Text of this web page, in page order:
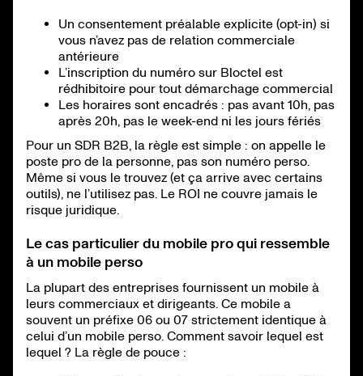
Un consentement préalable explicite (opt-in) si
vous n’avez pas de relation commerciale
antérieure
L’inscription du numéro sur Bloctel est
rédhibitoire pour tout démarchage commercial
Les horaires sont encadrés : pas avant 10h, pas
après 20h, pas le week-end ni les jours fériés
Pour un SDR B2B, la règle est simple : on appelle le
poste pro de la personne, pas son numéro perso.
Même si vous le trouvez (et ça arrive avec certains
outils), ne l’utilisez pas. Le ROI ne couvre jamais le
risque juridique.
Le cas particulier du mobile pro qui ressemble
à un mobile perso
La plupart des entreprises fournissent un mobile à
leurs commerciaux et dirigeants. Ce mobile a
souvent un préfixe 06 ou 07 strictement identique à
celui d’un mobile perso. Comment savoir lequel est
lequel ? La règle de pouce :